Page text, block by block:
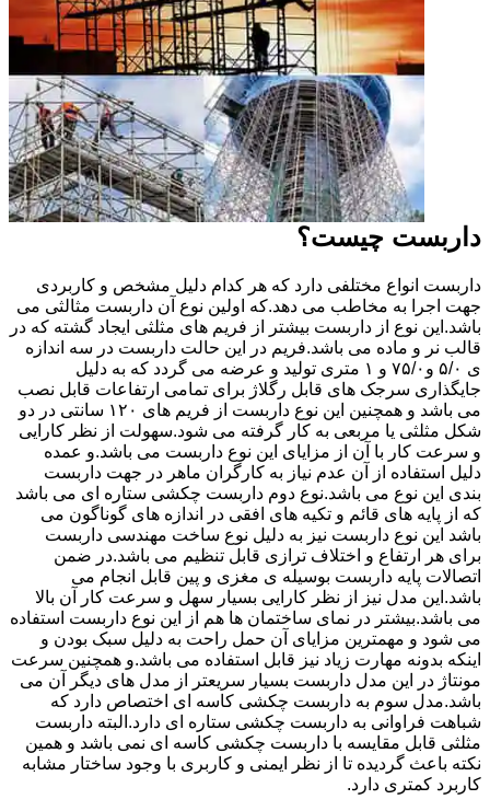
داربست چیست؟
داربست انواع مختلفی دارد که هر کدام دلیل مشخص و کاربردی
جهت اجرا به مخاطب می دهد.که اولین نوع آن داربست مثالثی می
باشد.این نوع از داربست بیشتر از فریم های مثلثی ایجاد گشته که در
قالب نر و ماده می باشد.فریم در این حالت داربست در سه اندازه
ی ۵/۰ و۷۵/۰ و ۱ متری تولید و عرضه می گردد که به دلیل
جایگذاری سرجک های قابل رگلاژ برای تمامی ارتفاعات قابل نصب
می باشد و همچنین این نوع داربست از فریم های ۱۲۰ سانتی در دو
شکل مثلثی یا مربعی به کار گرفته می شود.سهولت از نظر کارایی
و سرعت کار با آن از مزایای این نوع داربست می باشد.و عمده
دلیل استفاده از آن عدم نیاز به کارگران ماهر در جهت داربست
بندی این نوع می باشد.نوع دوم داربست چکشی ستاره ای می باشد
که از پایه های قائم و تکیه های افقی در اندازه های گوناگون می
باشد این نوع داربست نیز به دلیل نوع ساخت مهندسی داربست
برای هر ارتفاع و اختلاف ترازی قابل تنظیم می باشد.در ضمن
اتصالات پایه داربست بوسیله ی مغزی و پین قابل انجام می
باشد.این مدل نیز از نظر کارایی بسیار سهل و سرعت کار آن بالا
می باشد.بیشتر در نمای ساختمان ها هم از این نوع داربست استفاده
می شود و مهمترین مزایای آن حمل راحت به دلیل سبک بودن و
اینکه بدونه مهارت زیاد نیز قابل استفاده می باشد.و همچنین سرعت
مونتاژ در این مدل داربست بسیار سریعتر از مدل های دیگر آن می
باشد.مدل سوم به داربست چکشی کاسه ای اختصاص دارد که
شباهت فراوانی به داربست چکشی ستاره ای دارد.البته داربست
مثلثی قابل مقایسه با داربست چکشی کاسه ای نمی باشد و همین
نکته باعث گردیده تا از نظر ایمنی و کاربری با وجود ساختار مشابه
کاربرد کمتری دارد.